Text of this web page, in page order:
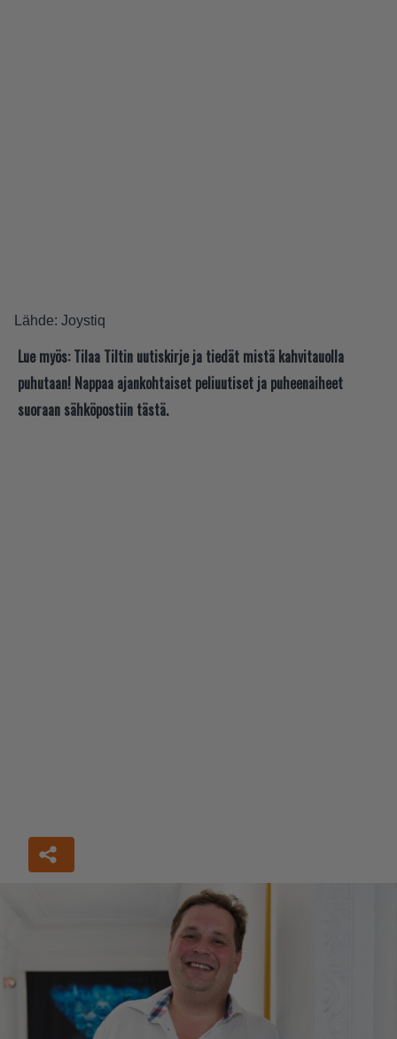
Lähde: Joystiq
Lue myös: Tilaa Tiltin uutiskirje ja tiedät mistä kahvitauolla
puhutaan! Nappaa ajankohtaiset peliuutiset ja puheenaiheet
suoraan sähköpostiin tästä.